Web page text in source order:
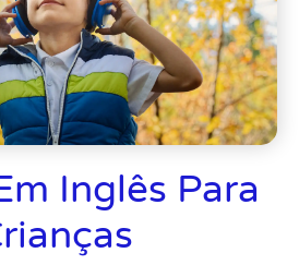
Inglês Para